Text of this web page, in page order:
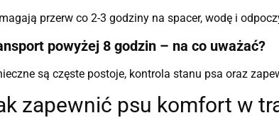
przerw co 2-3 godziny na spacer, wodę i
powyżej 8 godzin – na co uważać?
są częste postoje, kontrola stanu psa oraz
zapewnić psu komfort w